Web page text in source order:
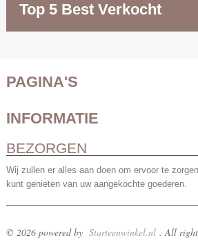
Top 5 Best Verkocht
PAGINA'S
INFORMATIE
BEZORGEN
Wij zullen er alles aan doen om ervoor te
kunt genieten van uw aangekochte goederen.
© 2026 powered by Starteenwinkel.nl . All